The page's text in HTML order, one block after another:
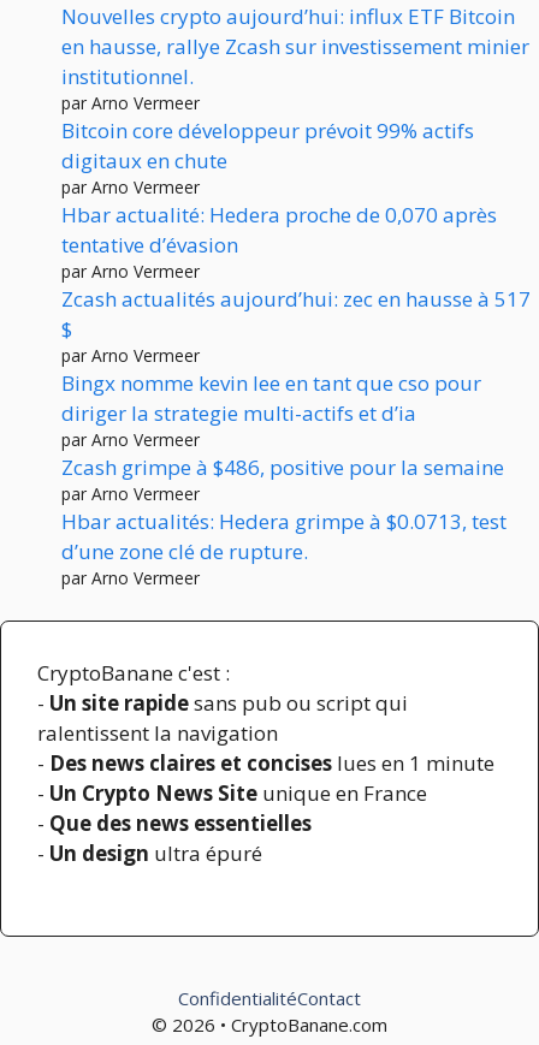
Nouvelles crypto aujourd’hui: influx ETF Bitcoin
en hausse, rallye Zcash sur investissement minier
institutionnel.
par Arno Vermeer
Bitcoin core développeur prévoit 99% actifs
digitaux en chute
par Arno Vermeer
Hbar actualité: Hedera proche de 0,070 après
tentative d’évasion
par Arno Vermeer
Zcash actualités aujourd’hui: zec en hausse à 517
$
par Arno Vermeer
Bingx nomme kevin lee en tant que cso pour
diriger la strategie multi-actifs et d’ia
par Arno Vermeer
Zcash grimpe à $486, positive pour la semaine
par Arno Vermeer
Hbar actualités: Hedera grimpe à $0.0713, test
d’une zone clé de rupture.
par Arno Vermeer
CryptoBanane c'est :
- Un site rapidesans pub ou script qui
ralentissent la navigation
- Des news claires et concises lues en 1 minute
- Un Crypto News Site unique en France
- Que des news essentielles
- Un design ultra épuré
© 2026 • CryptoBanane.com
ConfidentialitéContact